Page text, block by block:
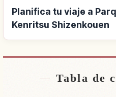
Planifica tu viaje a
Kenritsu Shizenkouen
Buscar alojamiento
Tabla de